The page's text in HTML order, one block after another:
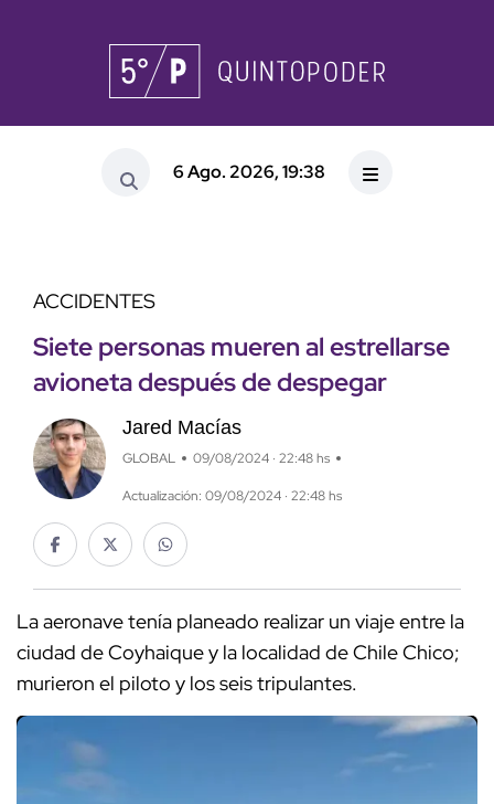
6 Ago. 2026, 19:38
ACCIDENTES
Siete personas mueren al estrellarse
avioneta después de despegar
Jared Macías
GLOBAL 09/08/2024 · 22:48 hs
Actualización: 09/08/2024 · 22:48 hs
La aeronave tenía planeado realizar un viaje entre la
ciudad de Coyhaique y la localidad de Chile Chico;
murieron el piloto y los seis tripulantes.